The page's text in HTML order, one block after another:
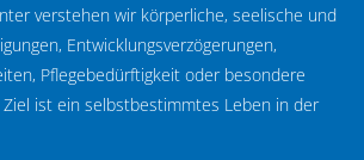
verstehen wir körperliche, seelische und
Entwicklungsverzögerungen,
Pflegebedürftigkeit oder besondere
Ziel ist ein selbstbestimmtes Leben in der